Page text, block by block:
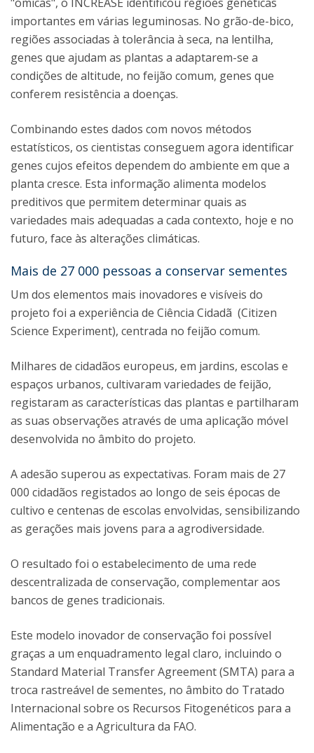
importantes em várias leguminosas. No grão-de-bico,
regiões associadas à tolerância à seca, na lentilha,
genes que ajudam as plantas a adaptarem-se a
condições de altitude, no feijão comum, genes que
conferem resistência a doenças.
Combinando estes dados com novos métodos
estatísticos, os cientistas conseguem agora identificar
genes cujos efeitos dependem do ambiente em que a
planta cresce. Esta informação alimenta modelos
preditivos que permitem determinar quais as
variedades mais adequadas a cada contexto, hoje e no
futuro, face às alterações climáticas.
Mais de 27 000 pessoas a conservar sementes
Um dos elementos mais inovadores e visíveis do
projeto foi a experiência de Ciência Cidadã (Citizen
Science Experiment), centrada no feijão comum.
Milhares de cidadãos europeus, em jardins, escolas e
espaços urbanos, cultivaram variedades de feijão,
registaram as características das plantas e partilharam
as suas observações através de uma aplicação móvel
desenvolvida no âmbito do projeto.
A adesão superou as expectativas. Foram mais de 27
000 cidadãos registados ao longo de seis épocas de
cultivo e centenas de escolas envolvidas, sensibilizando
as gerações mais jovens para a agrodiversidade.
O resultado foi o estabelecimento de uma rede
descentralizada de conservação, complementar aos
bancos de genes tradicionais.
Este modelo inovador de conservação foi possível
graças a um enquadramento legal claro, incluindo o
Standard Material Transfer Agreement (SMTA) para a
troca rastreável de sementes, no âmbito do Tratado
Internacional sobre os Recursos Fitogenéticos para a
Alimentação e a Agricultura da FAO.